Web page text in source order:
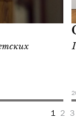
1 2 3